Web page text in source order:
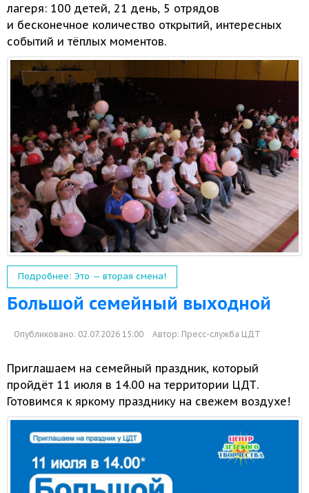
лагеря: 100 детей, 21 день, 5 отрядов
и бесконечное количество открытий, интересных
событий и тёплых моментов.
Подробнее: Это — вторая смена!
Большой семейный выходной
Опубликовано: 02.07.2026 15:00 Автор: Пресс-служба ЦДТ
Приглашаем на семейный праздник, который
пройдёт 11 июля в 14.00 на территории ЦДТ.
Готовимся к яркому празднику на свежем воздухе!